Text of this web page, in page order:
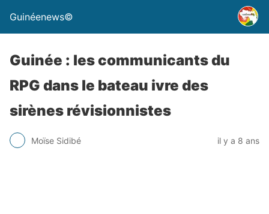
Guinéenews©
Guinée : les communicants du
RPG dans le bateau ivre des
sirènes révisionnistes
Moïse Sidibé il y a 8 ans